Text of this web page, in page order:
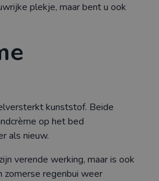
plekje, maar bent u ook
kunststof. Beide
op het bed
als nieuw.
verende werking, maar is ook
regenbui weer